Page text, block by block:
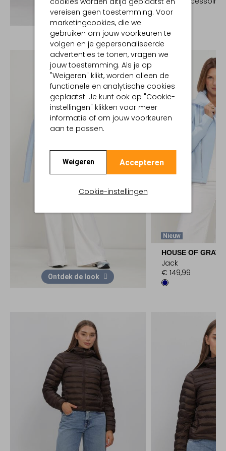
vereisen geen toestemming. Voor
marketingcookies, die we
gebruiken om jouw voorkeuren te
volgen en je gepersonaliseerde
advertenties te tonen, vragen we
jouw toestemming. Als je op
"Weigeren" klikt, worden alleen de
functionele en analytische cookies
geplaatst. Je kunt ook op "Cookie-
instellingen" klikken voor meer
informatie of om jouw voorkeuren
aan te passen.
Weigeren Accepteren
Cookie-instellingen
Ontdek de look
€ 119,99
Ontdek de look
Nieuw
HOUSE OF
Jack
€ 149,99